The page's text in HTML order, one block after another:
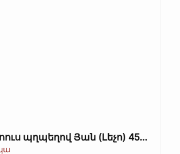
պղպեղով Յան (Լեչո) 450